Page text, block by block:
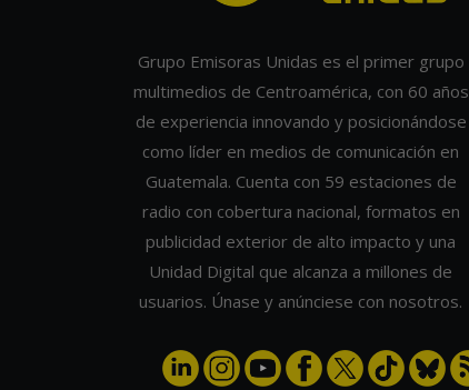
Grupo Emisoras Unidas es el primer grupo
multimedios de Centroamérica, con 60 años
de experiencia innovando y posicionándose
como líder en medios de comunicación en
Guatemala. Cuenta con 59 estaciones de
radio con cobertura nacional, formatos en
publicidad exterior de alto impacto y una
Unidad Digital que alcanza a millones de
usuarios. Únase y anúnciese con nosotros.